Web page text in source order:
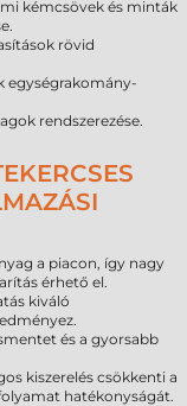
kémcsövek és minták
rövid
egységrakomány-
rendszerezése.
a piacon, így nagy
érhető el.
kiváló
és a gyorsabb
kiszerelés csökkenti a
hatékonyságát.